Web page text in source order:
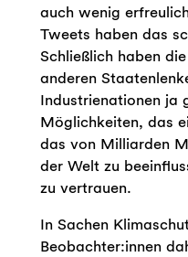
auch wenig
Tweets haben das
Schließlich haben
anderen
Industrienationen ja
Möglichkeiten, das
das von Milliarden
der Welt zu
zu vertrauen.
In Sachen
Beobachter:innen